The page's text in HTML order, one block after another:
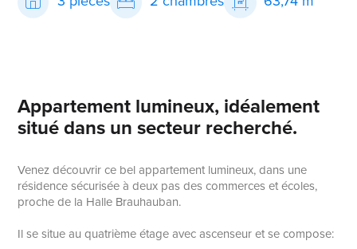
Appartement lumineux, idéalement
situé dans un secteur recherché.
Venez découvrir ce bel appartement lumineux, dans une
résidence sécurisée à deux pas des commerces et écoles,
proche de la Halle Brauhauban.
Il se situe au quatrième étage avec ascenseur et se compose: